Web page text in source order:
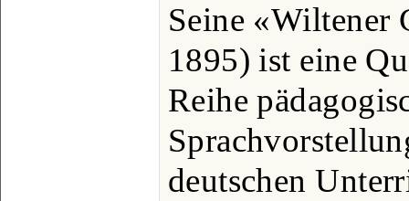
Seine «Wiltener
1895) ist eine
Reihe
deutschen